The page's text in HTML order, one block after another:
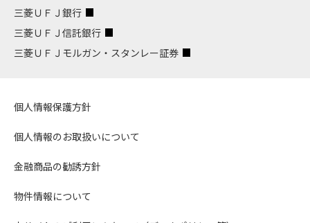
三菱ＵＦＪ銀行
三菱ＵＦＪ信託銀行
三菱ＵＦＪモルガン・スタンレー証券
個人情報保護方針
個人情報のお取扱いについて
金融商品の勧誘方針
物件情報について